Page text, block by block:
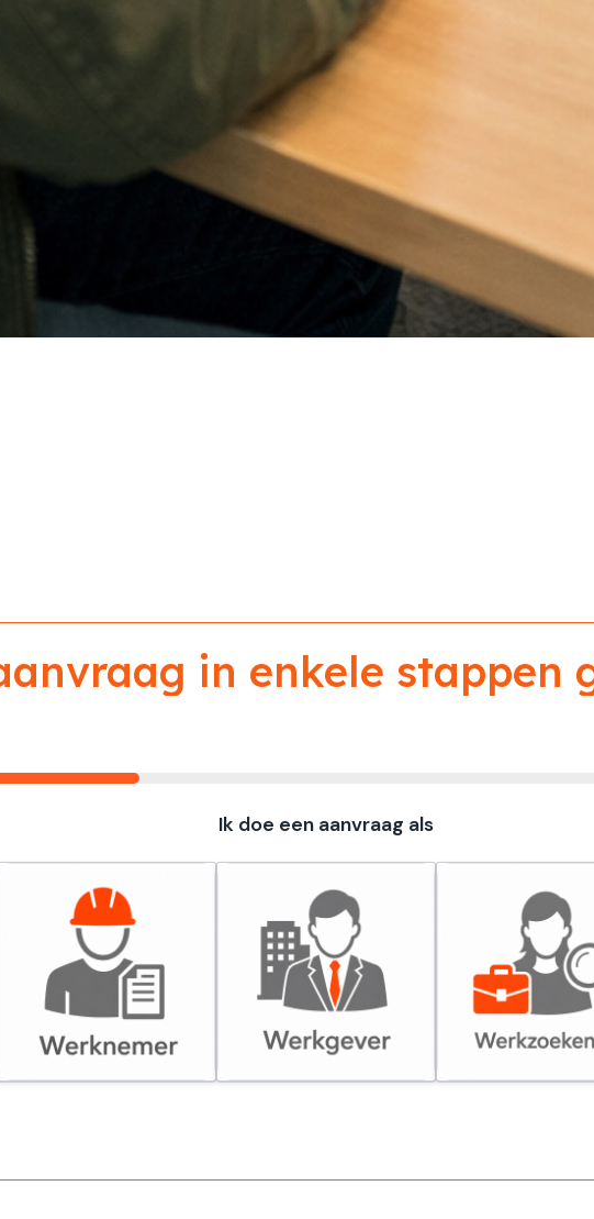
in enkele stappen
Ik doe een aanvraag als
Werkgever Werkzoekende